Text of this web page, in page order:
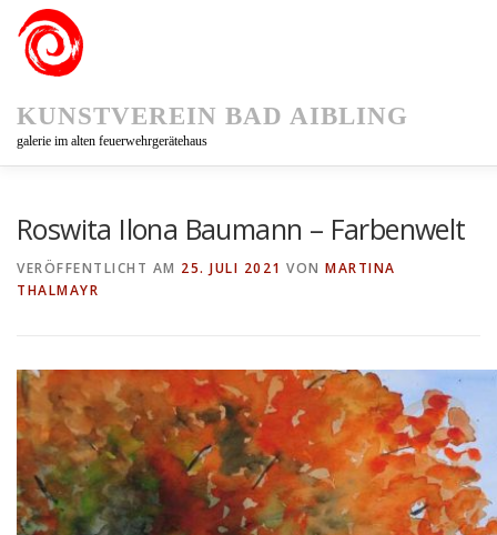
Inhalt
springen
KUNSTVEREIN BAD AIBLING
galerie im alten feuerwehrgerätehaus
Roswita Ilona Baumann – Farbenwelt
VERÖFFENTLICHT AM 25. JULI 2021 VON MARTINA
THALMAYR